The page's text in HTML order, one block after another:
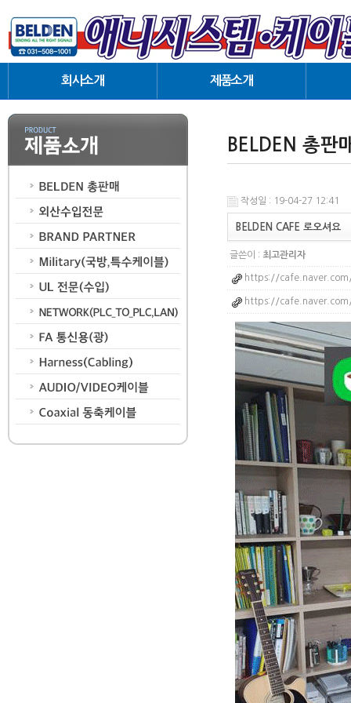
회사소개
협력업체
오시는길
제품소개
외산수입전문
UL 전문(수입)
NETWORK(PLC_TO_PLC,LAN)
Harness(Cabling)
AUDIO/VIDEO 케이블
Coaxial 동축케이블
BELDEN 총판
작성일 : 19-04-27 12:41
BELDEN CAFE 로오셔요
글쓴이 : 최고관리자
https://
https://